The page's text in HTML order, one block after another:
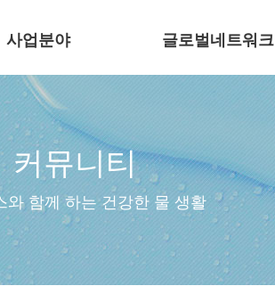
사업분야 글로벌네트워크
커뮤니티
와 함께 하는 건강한 물 생활